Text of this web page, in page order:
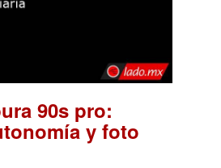
90s pro:
y foto